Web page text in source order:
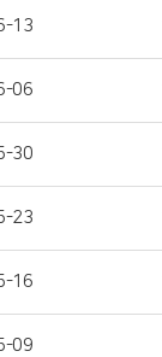
13
06
30
23
16
09